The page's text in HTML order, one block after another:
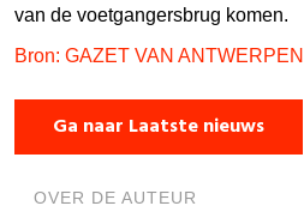
van de voetgangersbrug komen.
Bron: GAZET VAN ANTWERPEN
Ga naar Laatste nieuws
OVER DE AUTEUR